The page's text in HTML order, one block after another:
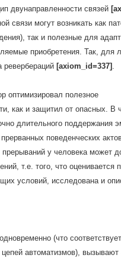
двунаправленности связей
связи могут возникать как
так и полезные для
приобретения. Так, для
ревербераций [axiom_id=337] .
оптимизировал полезное
как и защитил от опасных. В
длительного поддержания
поведенческих
у человека может
т.е. того, что оценивается
условий, исследована и
(что
автоматизмов), вызывают